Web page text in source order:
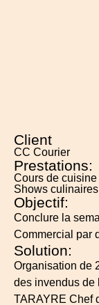
Client
CC Courier
Prestations:
Cours de
Shows
Objectif:
Conclure la
Commercial par
Solution:
Organisation de
des invendus de
TARAYRE Chef